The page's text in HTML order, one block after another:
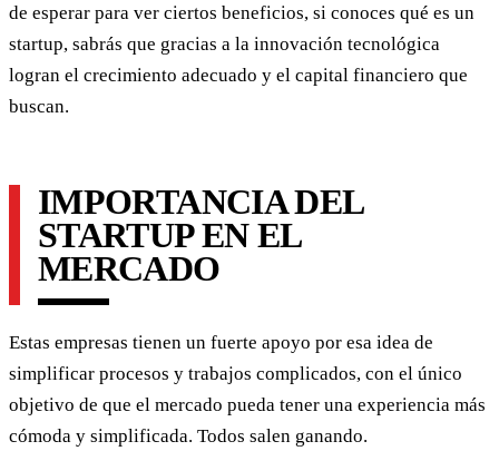
de esperar para ver ciertos beneficios, si conoces qué es un
startup, sabrás que gracias a la innovación tecnológica
logran el crecimiento adecuado y el capital financiero que
buscan.
IMPORTANCIA DEL
STARTUP EN EL
MERCADO
Estas empresas tienen un fuerte apoyo por esa idea de
simplificar procesos y trabajos complicados, con el único
objetivo de que el mercado pueda tener una experiencia más
cómoda y simplificada. Todos salen ganando.